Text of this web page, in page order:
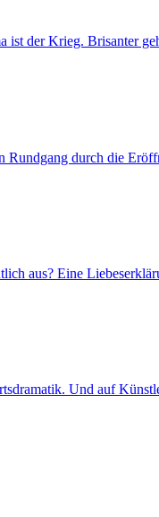
der Krieg. Brisanter
Rundgang durch die
aus? Eine
Und auf